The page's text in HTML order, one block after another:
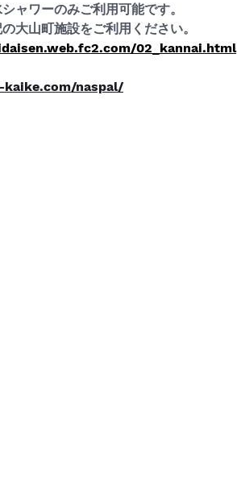
ャワーのみご利用可能です。
大山町施設をご利用ください。
02_kannai.html
naspal/